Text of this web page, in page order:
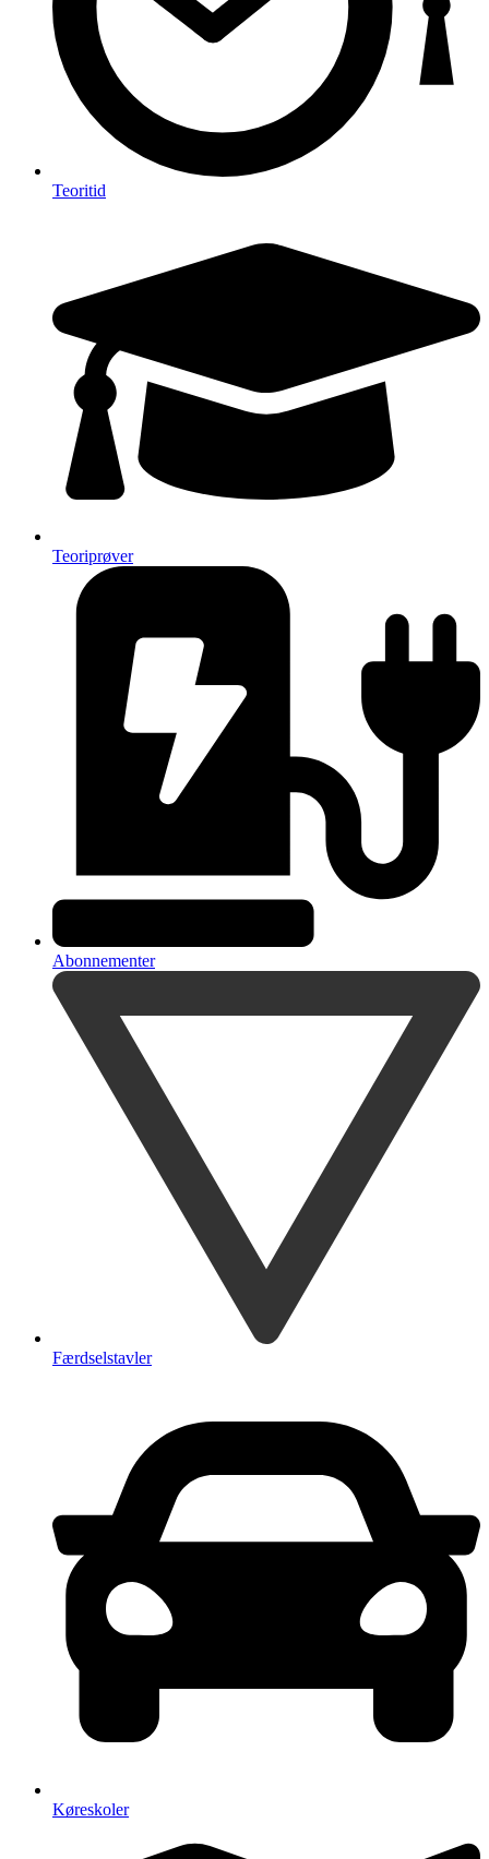
Teoritid
Teoriprøver
Abonnementer
Færdselstavler
Køreskoler